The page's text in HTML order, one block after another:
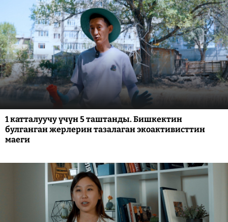
1 катталуучу үчүн 5 таштанды. Бишкектин
булганган жерлерин тазалаган экоактивисттин
маеги